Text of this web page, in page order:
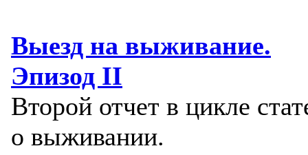
Выезд на выживание.
Эпизод II
Второй отчет в цикле
о выживании.